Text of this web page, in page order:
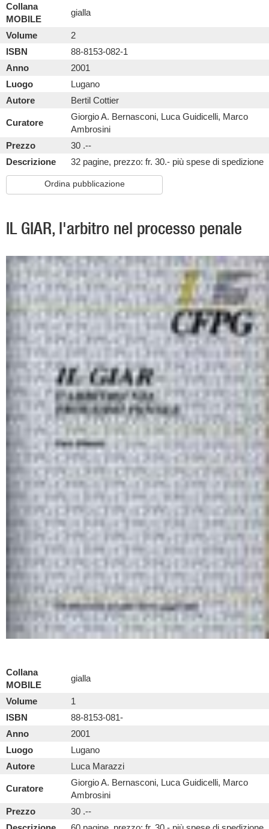
Collana
MOBILE
gialla
Volume
2
ISBN
88-8153-082-1
Anno
2001
Luogo
Lugano
Autore
Bertil Cottier
Curatore
Giorgio A. Bernasconi, Luca Guidicelli, Marco
Ambrosini
Prezzo
30 .--
Descrizione
32 pagine, prezzo: fr. 30.- più spese di spedizione
Ordina pubblicazione
IL GIAR, l'arbitro nel processo penale
Collana
MOBILE
gialla
Volume
1
ISBN
88-8153-081-
Anno
2001
Luogo
Lugano
Autore
Luca Marazzi
Curatore
Giorgio A. Bernasconi, Luca Guidicelli, Marco
Ambrosini
Prezzo
30 .--